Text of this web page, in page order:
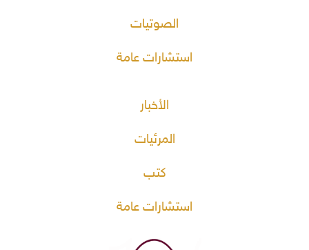
الصوتيات
استشارات عامة
الأخبار
المرئيات
كتب
استشارات عامة